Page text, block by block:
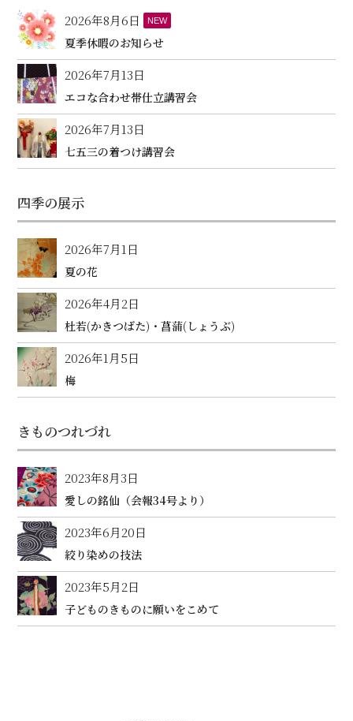
2026年8月6日 NEW
夏季休暇のお知らせ
2026年7月13日
エコな合わせ帯仕立講習会
2026年7月13日
七五三の着つけ講習会
四季の展示
2026年7月1日
夏の花
2026年4月2日
杜若(かきつばた)・菖蒲(しょうぶ)
2026年1月5日
梅
きものつれづれ
2023年8月3日
愛しの銘仙（会報34号より）
2023年6月20日
絞り染めの技法
2023年5月2日
子どものきものに願いをこめて